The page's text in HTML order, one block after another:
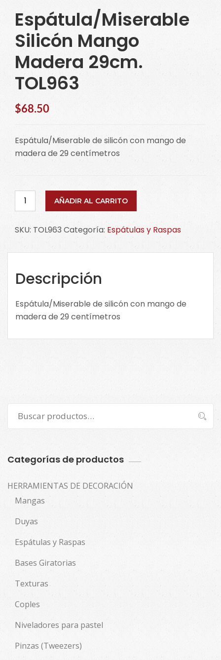
Espátula/Miserable
Silicón Mango
Madera 29cm.
TOL963
$68.50
Espátula/Miserable de silicón con mango de
madera de 29 centímetros
Espátula/Miserable
Silicón
Mango
Madera
29cm.
cantidad
AÑADIR AL CARRITO
SKU: TOL963Categoría: Espátulas y Raspas
Descripción
Espátula/Miserable de silicón con mango de
madera de 29 centímetros
por:
Buscar
Categorías de productos
HERRAMIENTAS DE DECORACIÓN
Mangas
Duyas
Espátulas y Raspas
Bases Giratorias
Texturas
Coples
Niveladores para pastel
Pinzas (Tweezers)